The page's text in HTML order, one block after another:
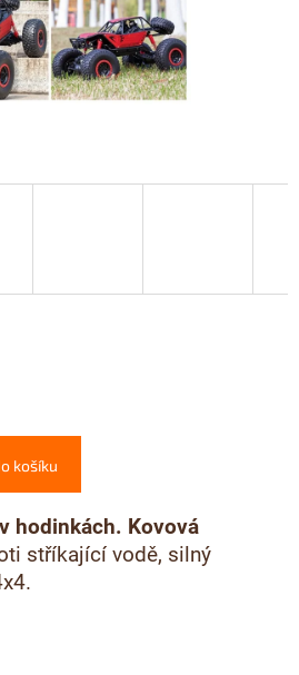
košíku
hodinkách. Kovová
stříkající vodě, silný